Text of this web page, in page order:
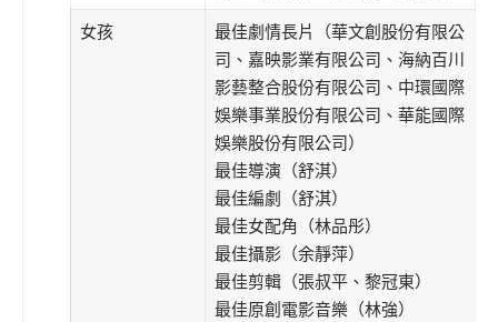
女孩
最佳劇情長片（華文創股份有限公
司、嘉映影業有限公司、海納百川
影藝整合股份有限公司、中環國際
娛樂事業股份有限公司、華能國際
娛樂股份有限公司）
最佳導演（舒淇）
最佳編劇（舒淇）
最佳女配角（林品彤）
最佳攝影（余靜萍）
最佳剪輯（張叔平、黎冠東）
最佳原創電影音樂（林強）